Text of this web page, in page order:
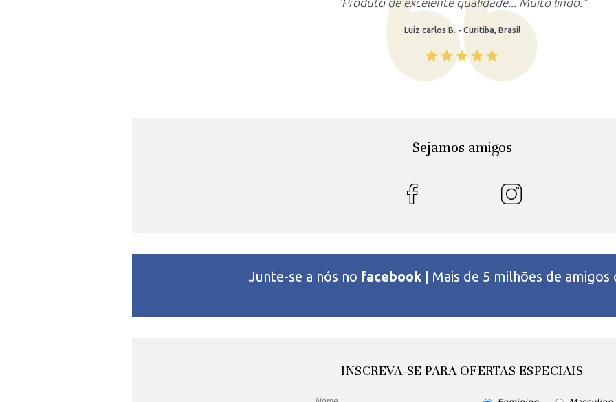
Rafaela M. - Recife, Brasil
Sejamos amigos
Junte-se a nós no facebook | Mais de 5 milhões de amigos
INSCREVA-SE PARA OFERTAS ESPECIAIS